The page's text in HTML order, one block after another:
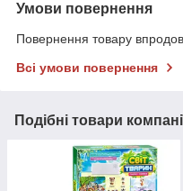
Умови повернення
Повернення товару
Всі умови повернення
Подібні товари